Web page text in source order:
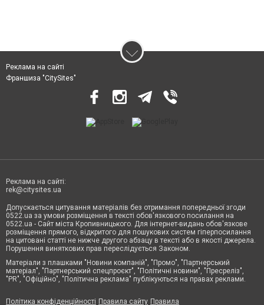
Реклама на сайті
Франшиза "CitySites"
Реклама на сайті:
rek@citysites.ua
Допускається цитування матеріалів без отримання попередньої згоди
0522.ua за умови розміщення в тексті обов'язкового посилання на
0522.ua - Сайт міста Кропивницького. Для інтернет-видань обов'язкове
розміщення прямого, відкритого для пошукових систем гіперпосилання
на цитовані статті не нижче другого абзацу в тексті або в якості джерела.
Порушення виняткових прав переслідується Законом.
Матеріали з плашками "Новини компаній", "Промо", "Партнерський
матеріал", "Партнерський спецпроєкт", "Політичні новини", "Пресреліз",
"PR", "Офіційно", "Політична реклама" публікуються на правах реклами.
Політика конфіденційності Правила сайту Правила